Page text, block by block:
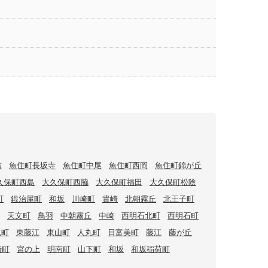
魚住町長坂寺 魚住町中尾 魚住町西岡
魚住町錦が丘
保町西島
大久保町西脇 大久保町福田
大久保町松陰
鍛治屋町 和坂 川崎町 貴崎 北朝霧丘
北王子町
天文町
鳥羽 中朝霧丘 中崎 西明石北町
西明石町
東藤江 東山町 人丸町 日富美町 藤江
藤が丘
町
宮の上 明南町 山下町 和坂 和坂稲荷町